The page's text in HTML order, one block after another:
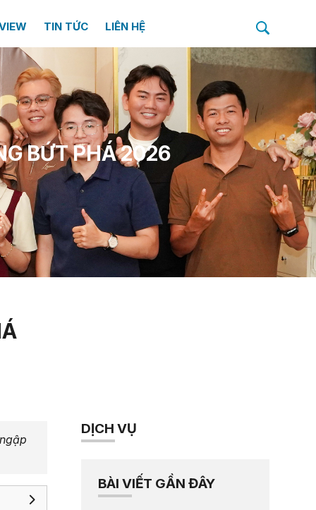
TIN TỨC LIÊN HỆ
BỨT PHÁ 2026
DỊCH VỤ
BÀI VIẾT GẦN ĐÂY